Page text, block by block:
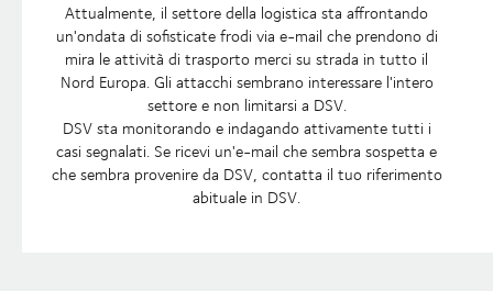
Attualmente, il settore della logistica sta affrontando
un'ondata di sofisticate frodi via e-mail che prendono di
mira le attività di trasporto merci su strada in tutto il
Nord Europa. Gli attacchi sembrano interessare l'intero
settore e non limitarsi a DSV.
DSV sta monitorando e indagando attivamente tutti i
casi segnalati. Se ricevi un'e-mail che sembra sospetta e
che sembra provenire da DSV, contatta il tuo riferimento
abituale in DSV.